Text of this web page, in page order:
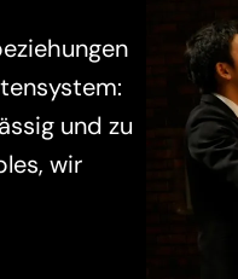
und zu
wir